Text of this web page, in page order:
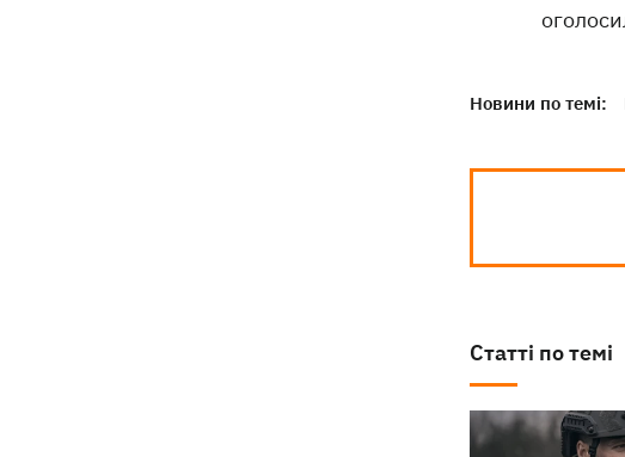
Новини по темі:
Статті по темі